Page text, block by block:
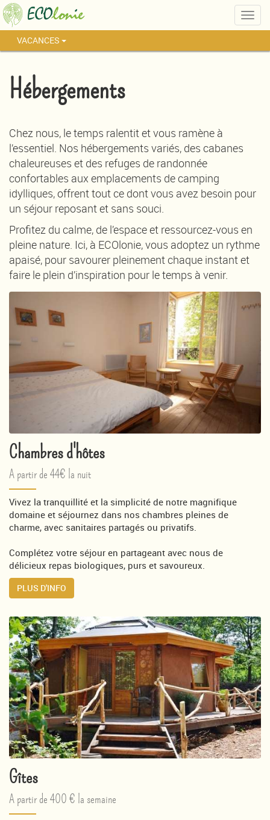
VACANCES
Hébergements
Chez nous, le temps ralentit et vous ramène à
l’essentiel. Nos hébergements variés, des cabanes
chaleureuses et des refuges de randonnée
confortables aux emplacements de camping
idylliques, offrent tout ce dont vous avez besoin pour
un séjour reposant et sans souci.
Profitez du calme, de l’espace et ressourcez-vous en
pleine nature. Ici, à ECOlonie, vous adoptez un rythme
apaisé, pour savourer pleinement chaque instant et
faire le plein d’inspiration pour le temps à venir.
Chambres d'hôtes
A partir de 44€ la nuit
Vivez la tranquillité et la simplicité de notre magnifique
domaine et séjournez dans nos chambres pleines de
charme, avec sanitaires partagés ou privatifs.
Complétez votre séjour en partageant avec nous de
délicieux repas biologiques, purs et savoureux.
PLUS D'INFO
Gîtes
A partir de 400 € la semaine